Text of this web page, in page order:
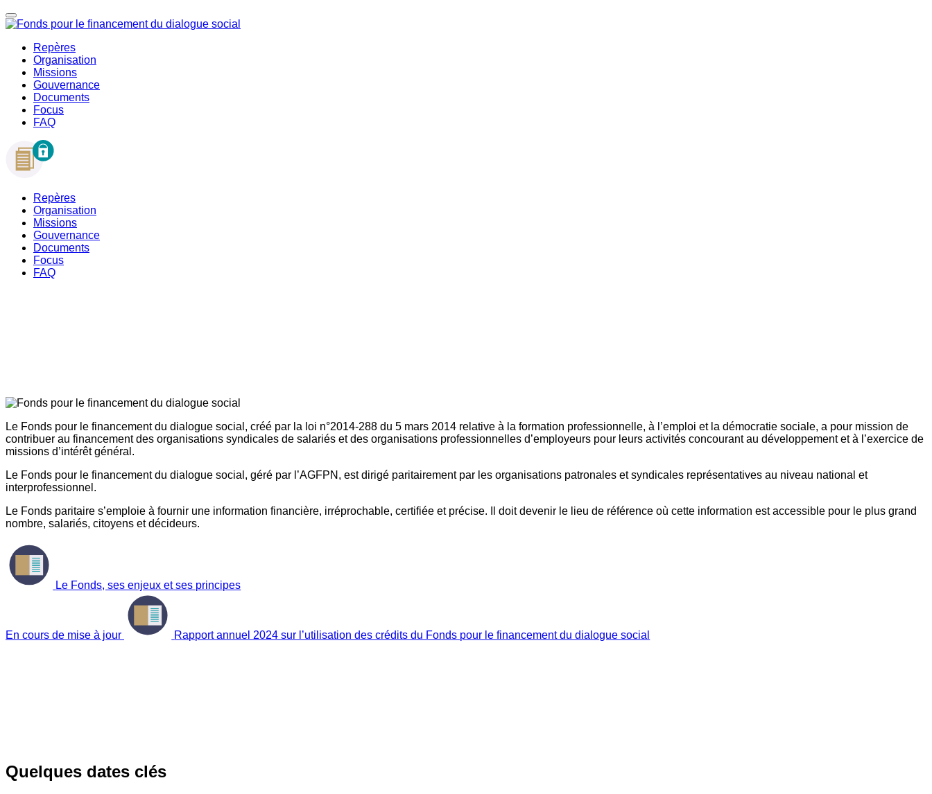
Repères
Organisation
Missions
Gouvernance
Documents
Focus
FAQ
Repères
Organisation
Missions
Gouvernance
Documents
Focus
FAQ
Le Fonds pour le financement du dialogue social, créé par la loi n°2014-288 du 5 mars 2014 relative à la formation professionnelle, à l’emploi et la démocratie sociale, a pour mission de
contribuer au financement des organisations syndicales de salariés et des organisations professionnelles d’employeurs pour leurs activités concourant au développement et à l’exercice de
missions d’intérêt général.
Le Fonds pour le financement du dialogue social, géré par l’AGFPN, est dirigé paritairement par les organisations patronales et syndicales représentatives au niveau national et
interprofessionnel.
Le Fonds paritaire s’emploie à fournir une information financière, irréprochable, certifiée et précise. Il doit devenir le lieu de référence où cette information est accessible pour le plus grand
nombre, salariés, citoyens et décideurs.
Le Fonds, ses enjeux et ses principes
En cours de mise à jour Rapport annuel 2024 sur l’utilisation des crédits du Fonds pour le financement du dialogue social
Quelques dates clés